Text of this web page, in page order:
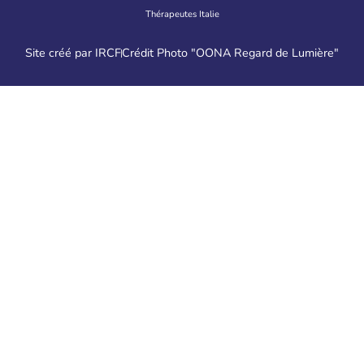
Thérapeutes Italie
Site créé par IRCFCrédit Photo "OONA Regard de Lumière"